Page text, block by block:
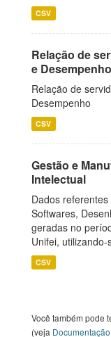
CSV
Relação de
e Desempenho
Relação de
Desempenho
CSV
Gestão e
Intelectual
Dados
Softwares,
geradas no
Unifei, utilizando-
CSV
Você também pode
(veja